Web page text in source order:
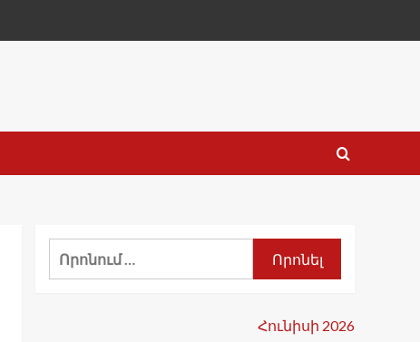
Որոնել՝
Հունիսի 2026